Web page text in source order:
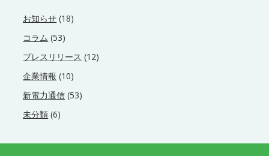
お知らせ (18)
コラム (53)
プレスリリース (12)
企業情報 (10)
新電力通信 (53)
未分類 (6)